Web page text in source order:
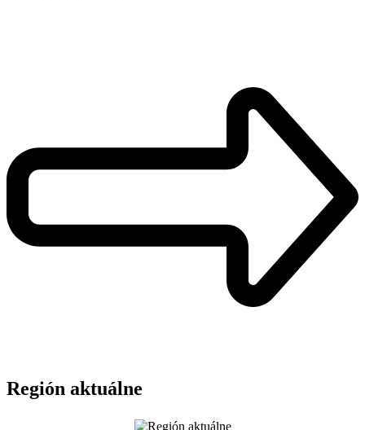
Región aktuálne